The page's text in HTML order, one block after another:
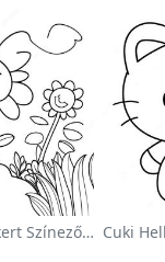
Színes Virágoskert Színezőoldalon